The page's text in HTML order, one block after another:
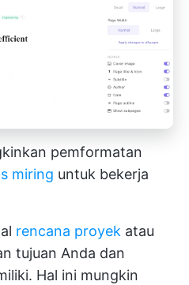
pemformatan
miring untuk bekerja
rencana proyek atau
tujuan Anda dan
Hal ini mungkin